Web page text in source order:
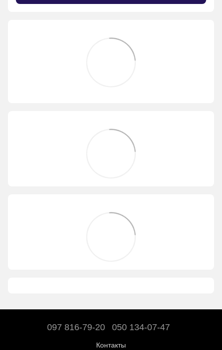
097 816-79-20 050 134-07-47
Контакты